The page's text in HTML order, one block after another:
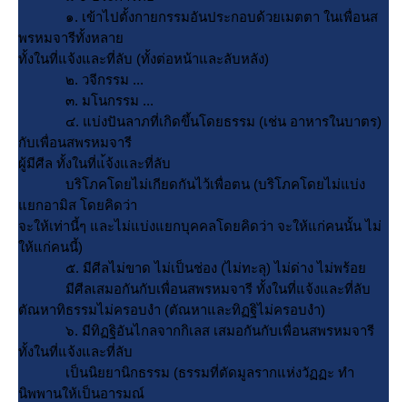
๑. เข้าไปตั้งกายกรรมอันประกอบด้วยเมตตา ในเพื่อนส
พรหมจารีทั้งหลา
ทั้งในที่แจ้งและที่ลับ (ทั้งต่อหน้าและลับหลัง)
๒. วจีกรรม ...
๓. มโนกรรม ...
๔. แบ่งปันลาภที่เกิดขึ้นโดยธรรม (เช่น อาหารในบาตร)
กับเพื่อนสพรหมจารี
ผู้มีศีล ทั้งในที่แ้จ้งและที่ลับ
บริโภคโดยไม่เกียดกันไว้เพื่อตน (บริโภคโดยไม่แบ่ง
กอามิส โดยคิดว่า
จะให้เท่านี้ๆ และไม่แบ่งแยกบุคคลโดยคิดว่า จะให้แก่คนนั้น ไม่
ห้แก่คนนี้)
๕. มีศีลไม่ขาด ไม่เป็นช่อง (ไม่ทะลุ) ไม่ด่าง ไม่พร้อ
มีศีลเสมอกันกับเพื่อนสพรหมจารี ทั้งในที่แจ้งและที่ลับ
ตัณหาทิธรรมไม่ครอบงำ (ตัณหาและทิฏฐิไม่ครอบงำ)
๖. มีทิฏฐิอันไกลจากกิเลส เสมอกันกับเพื่อนสพรหมจารี
ทั้งในที่แจ้งและที่ลับ
เป็นนิยยานิกธรรม (ธรรมที่ตัดมูลรากแห่งวัฏฏะ ทำ
นิพพานให้เป็นอารมณ์